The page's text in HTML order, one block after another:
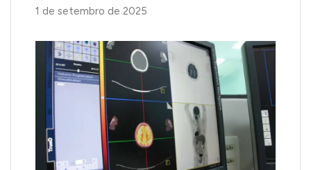
1 de setembro de 2025